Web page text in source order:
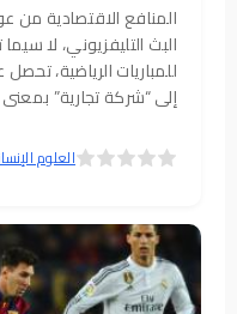
المنافع الاقتصادية من
البث التليفزيوني، لا
للمباريات الرياضية، تحصل
إلى “شركة تجارية”
كانت العواملالعلوم